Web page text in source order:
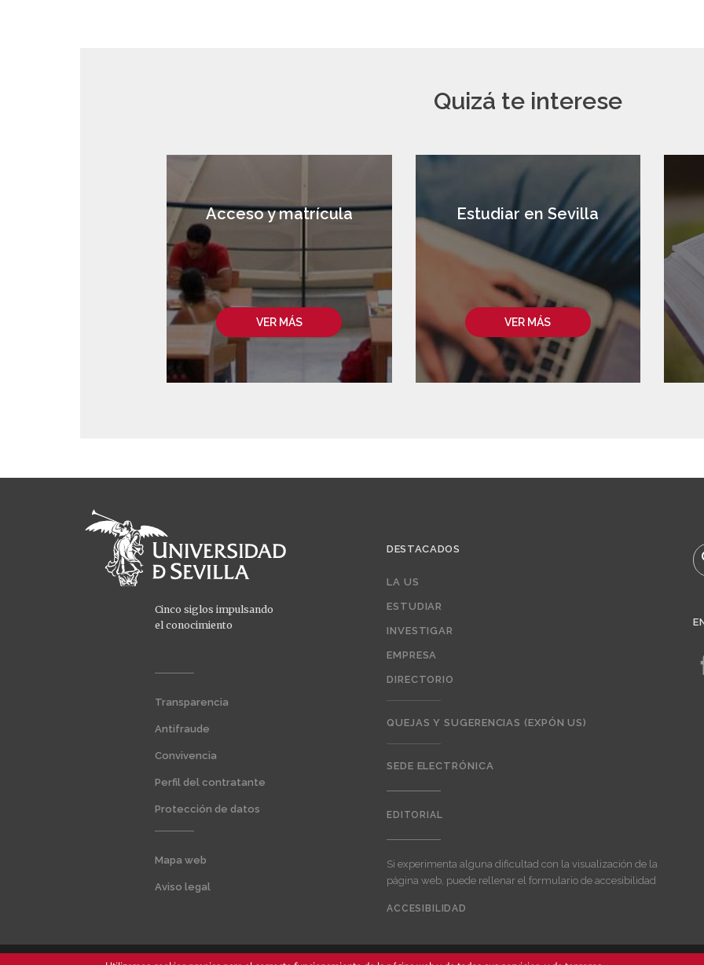
Quizá te interese
VER MÁS
Acceso y matrícula
VER MÁS
Estudiar en Sevilla
Cinco siglos impulsando
el conocimiento
Transparencia
Antifraude
Convivencia
Perfil del contratante
Protección de datos
Mapa web
Aviso legal
DESTACADOS
LA US
ESTUDIAR
INVESTIGAR
EMPRESA
DIRECTORIO
QUEJAS Y SUGERENCIAS (EXPÓN US)
SEDE ELECTRÓNICA
EDITORIAL
Si experimenta alguna dificultad con la visualización de la
página web, puede rellenar el formulario de accesibilidad
menu
ACCESIBILIDAD